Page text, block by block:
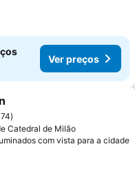
Ver preços
aos favoritos
Catedral de Milão
com vista para a cidade